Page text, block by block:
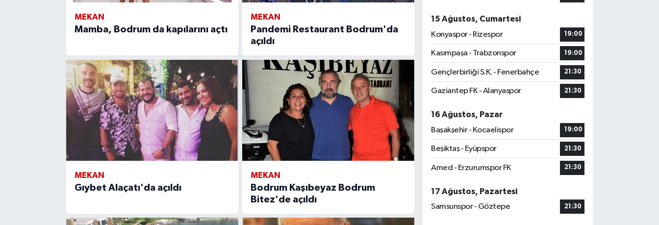
MEKAN
Mamba, Bodrum da kapılarını açtı
MEKAN
Pandemi Restaurant Bodrum'da
açıldı
MEKAN
Gıybet Alaçatı'da açıldı
MEKAN
Bodrum Kaşıbeyaz Bodrum
Bitez'de açıldı
15 Ağustos, Cumartesi
Konyaspor - Rizespor
19:00
Kasımpaşa - Trabzonspor 19:00
Gençlerbirliği S.K. - Fenerbahçe 21:30
Gaziantep FK - Alanyaspor 21:30
16 Ağustos, Pazar
Başakşehir - Kocaelispor
19:00
Beşiktaş - Eyüpspor 21:30
Amed - Erzurumspor FK 21:30
17 Ağustos, Pazartesi
Samsunspor - Göztepe
21:30